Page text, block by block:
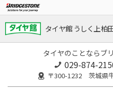
タイヤ館 うしく上柏
タイヤのことならブ
029-874-
〒300-1232 茨城県